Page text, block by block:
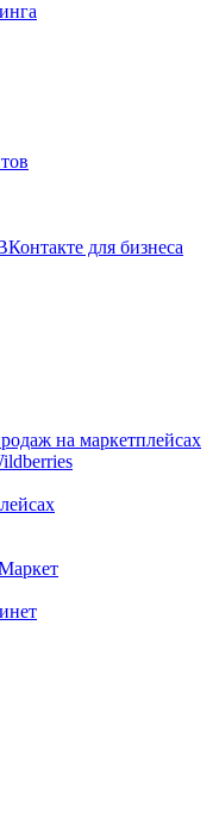
для бизнеса
на маркетплейсах